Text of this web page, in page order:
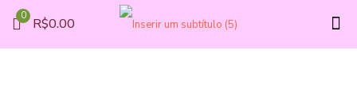
0 R$0.00